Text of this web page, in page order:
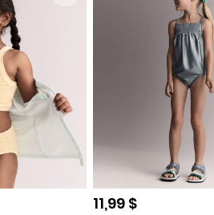
Prix de solde
11,99 $